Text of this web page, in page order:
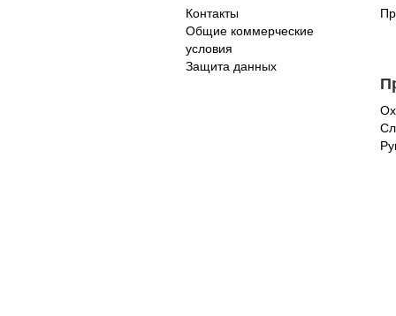
Контакты
Общие коммерческие
условия
Защита данных